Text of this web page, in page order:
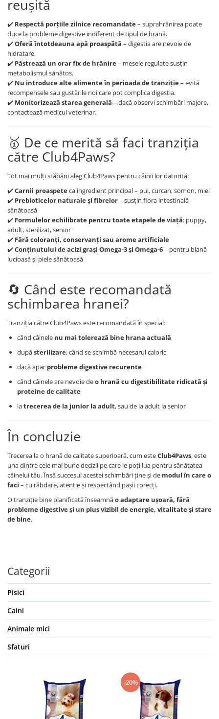
reușită
✔️ Respectă porțiile zilnice recomandate– suprahrănirea poate
duce la probleme digestive indiferent de tipul de hrană.
✔️Oferă întotdeauna apă proaspătă – digestia are nevoie de
hidratare.
✔️ Păstrează un orar fix de hrănire– mesele regulate susțin
metabolismul sănătos.
✔️ Nu introduce alte alimente în perioada de tranziție– evită
recompensele sau gustările noi care pot complica digestia.
✔️ Monitorizează starea generală – dacă observi schimbări majore,
contactează medicul veterinar.
🥇 De ce merită să faci tranziția
către Club4Paws?
Tot mai mulți stăpâni aleg Club4Paws pentru câinii lor datorită:
✔️Carnii proaspeteca ingredient principal – pui, curcan, somon, miel
✔️ Prebioticelor naturale și fibrelor– susțin flora intestinală
sănătoasă
✔️ Formulelor echilibrate pentru toate etapele de viață: puppy,
adult, sterilizat, senior
✔️ Fără coloranți, conservanți sau arome artificiale
✔️Conținutului de acizi grași Omega-3 și Omega-6– pentru blană
lucioasă și piele sănătoasă
🔄 Când este recomandată
schimbarea hranei?
Tranziția către Club4Paws este recomandată în special:
când câinele nu mai tolerează bine hrana actuală
dupăsterilizare, când se schimbă necesarul caloric
dacă apar probleme digestive recurente
când câinele are nevoie deo hrană cu digestibilitate ridicată și
proteine de calitate
latrecerea de la junior la adult, sau de la adult la senior
În concluzie
Trecerea la o hrană de calitate superioară, cum esteClub4Paws, este
una dintre cele mai bune decizii pe care le poți lua pentru sănătatea
câinelui tău. Însă succesul acestei schimbări ține și de modul în care o
faci – cu răbdare, atenție și respectând pașii corecți.
O tranziție bine planificată înseamnăo adaptare ușoară, fără
probleme digestive și un plus vizibil de energie, vitalitate și stare
de bine.
Categorii
Pisici
Caini
Animale mici
Sfaturi
-20%